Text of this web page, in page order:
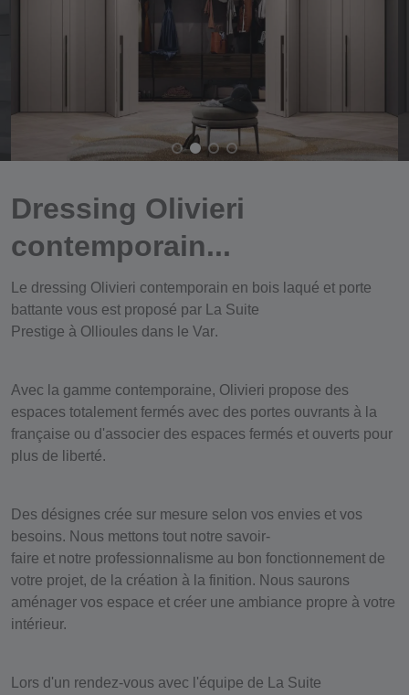
Dressing Olivieri
contemporain...
Le dressing Olivieri contemporain en bois laqué et porte
battante vous est proposé par
La Suite
Prestige à Ollioules dans le Var.
Avec la gamme contemporaine, Olivieri propose des
espaces totalement fermés avec des portes ouvrants à la
française ou d'associer des espaces fermés et ouverts pour
plus de liberté.
Des désignes crée sur mesure selon vos envies et vos
besoins. Nous mettons tout notre savoir-
faire et notre professionnalisme au bon fonctionnement de
votre projet, de la création à la finition. Nous saurons
aménager vos espace et créer une ambiance propre à votre
intérieur.
Lors d'un rendez-vous avec l'équipe de
La Suite